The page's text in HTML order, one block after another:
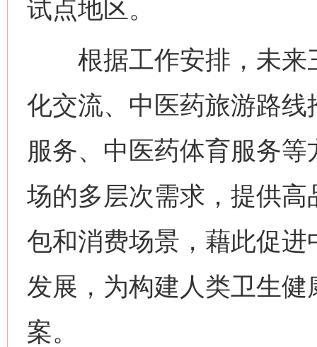
试点地区。
根据工作安排，未来
化交流、中医药旅游路
服务、中医药体育服务
场的多层次需求，提供
包和消费场景，藉此促
发展，为构建人类卫生
案。